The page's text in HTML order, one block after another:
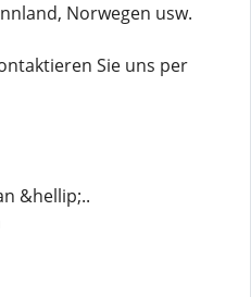
Norwegen usw.
Sie uns per
&hellip;..